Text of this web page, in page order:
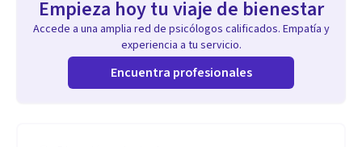
Empieza hoy tu viaje de bienestar
Accede a una amplia red de psicólogos calificados. Empatía y
experiencia a tu servicio.
Encuentra profesionales